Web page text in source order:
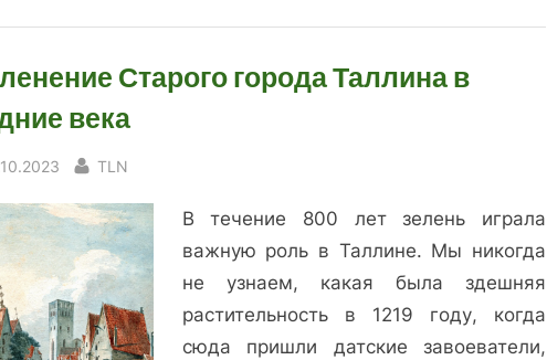
Старого города Таллина в
века
By
TLN
В течение 800 лет зелень играла
важную роль в Таллине. Мы никогда
не узнаем, какая была здешняя
растительность в 1219 году, когда
сюда пришли датские завоеватели,